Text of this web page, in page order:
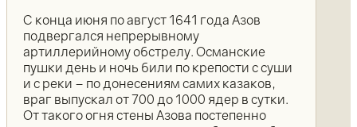
С конца июня по август 1641 года Азов
подвергался непрерывному
артиллерийному обстрелу. Османские
пушки день и ночь били по крепости с суши
и с реки – по донесениям самих казаков,
враг выпускал от 700 до 1000 ядер в сутки.
От такого огня стены Азова постепенно